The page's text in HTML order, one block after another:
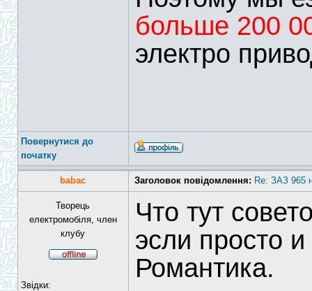
больше 200
электро
Повернутися до
початку
babac Заголовок повідомлення: Re: ЗАЗ 965
Творець
електромобіля, член
клубу
Звідки:
Что тут
эсли просто
Романтика.